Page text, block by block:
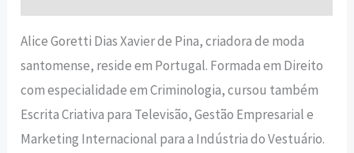
Alice Goretti Dias Xavier de Pina, criadora de moda
santomense, reside em Portugal. Formada em Direito
com especialidade em Criminologia, cursou também
Escrita Criativa para Televisão, Gestão Empresarial e
Marketing Internacional para a Indústria do Vestuário.